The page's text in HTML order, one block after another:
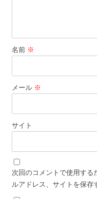
名前 ※
メール ※
サイト
次回のコメントで使用す
ルアドレス、サイトを保存